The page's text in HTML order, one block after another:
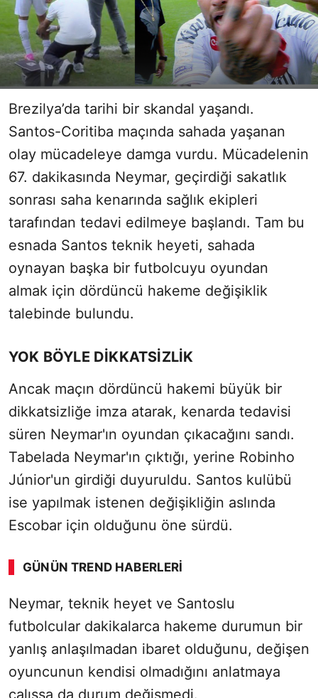
Brezilya’da tarihi bir skandal yaşandı.
Santos-Coritiba maçında sahada yaşanan
olay mücadeleye damga vurdu. Mücadelenin
67. dakikasında Neymar, geçirdiği sakatlık
sonrası saha kenarında sağlık ekipleri
tarafından tedavi edilmeye başlandı. Tam bu
esnada Santos teknik heyeti, sahada
oynayan başka bir futbolcuyu oyundan
almak için dördüncü hakeme değişiklik
talebinde bulundu.
YOK BÖYLE DİKKATSİZLİK
Ancak maçın dördüncü hakemi büyük bir
dikkatsizliğe imza atarak, kenarda tedavisi
süren Neymar'ın oyundan çıkacağını sandı.
Tabelada Neymar'ın çıktığı, yerine Robinho
Júnior'un girdiği duyuruldu. Santos kulübü
ise yapılmak istenen değişikliğin aslında
Escobar için olduğunu öne sürdü.
GÜNÜN TREND HABERLERI
Neymar, teknik heyet ve Santoslu
futbolcular dakikalarca hakeme durumun bir
yanlış anlaşılmadan ibaret olduğunu, değişen
oyuncunun kendisi olmadığını anlatmaya